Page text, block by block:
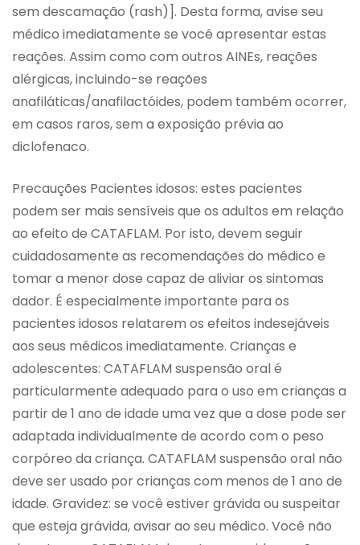
sem descamação (rash)]. Desta forma, avise seu
médico imediatamente se você apresentar estas
reações. Assim como com outros AINEs, reações
alérgicas, incluindo-se reações
anafiláticas/anafilactóides, podem também ocorrer,
em casos raros, sem a exposição prévia ao
diclofenaco.
Precauções Pacientes idosos: estes pacientes
podem ser mais sensíveis que os adultos em relação
ao efeito de CATAFLAM. Por isto, devem seguir
cuidadosamente as recomendações do médico e
tomar a menor dose capaz de aliviar os sintomas
dador. É especialmente importante para os
pacientes idosos relatarem os efeitos indesejáveis
aos seus médicos imediatamente. Crianças e
adolescentes: CATAFLAM suspensão oral é
particularmente adequado para o uso em crianças a
partir de 1 ano de idade uma vez que a dose pode ser
adaptada individualmente de acordo com o peso
corpóreo da criança. CATAFLAM suspensão oral não
deve ser usado por crianças com menos de 1 ano de
idade. Gravidez: se você estiver grávida ou suspeitar
que esteja grávida, avisar ao seu médico. Você não